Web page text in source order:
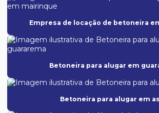
Empresa de locação de betoneira
Betoneira para alugar em
Betoneira para alugar em